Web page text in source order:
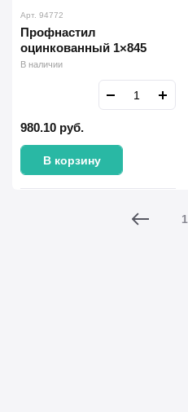
Арт. 94772
Профнастил
оцинкованный 1×845
В наличии
980.10 руб.
В корзину
1